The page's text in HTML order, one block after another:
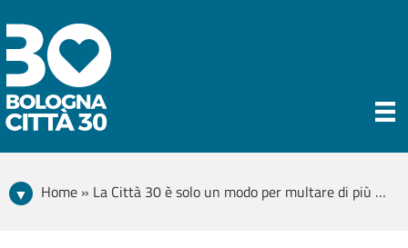
Home » La Città 30 è solo un modo per multare di più e “fare cassa”?